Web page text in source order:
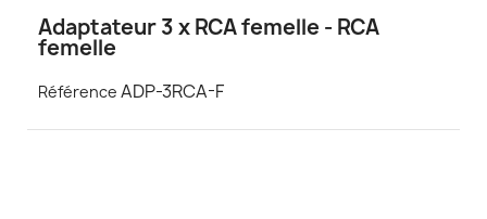
Adaptateur 3 x RCA femelle - RCA
femelle
Référence ADP-3RCA-F